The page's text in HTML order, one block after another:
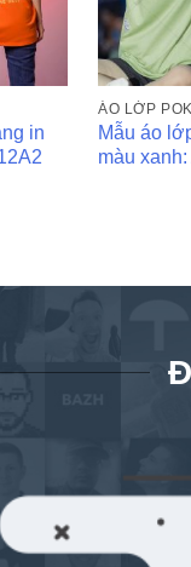
in
ÁO LỚP
Mẫu áo
màu xanh: